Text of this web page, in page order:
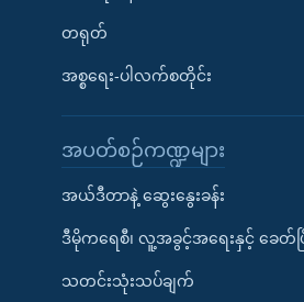
တရုတ်
အစ္စရေး-ပါလက်စတိုင်း
အပတ်စဉ်ကဏ္ဍများ
အယ်ဒီတာနဲ့ ဆွေးနွေးခန်း
ဒီမိုကရေစီ၊ လူ့အခွင့်အရေးနှင့် ခေတ်ပ
သတင်းသုံးသပ်ချက်